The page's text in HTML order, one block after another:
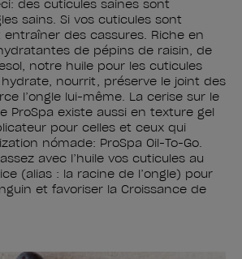
des cuticules saines sont
sains. Si vos cuticules sont
des cassures. Riche en
de pépins de raisin, de
notre huile pour les cuticules
hydrate, nourrit, préserve le joint des
l’ongle lui-même. La cerise sur le
ProSpa existe aussi en texture gel
pour celles et ceux qui
nómade: ProSpa Oil-To-Go.
avec l’huile vos cuticules au
(alias : la racine de l’ongle) pour
et favoriser la Croissance de